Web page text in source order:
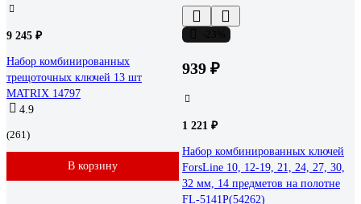
9 245 ₽
Набор комбинированных
трещоточных ключей 13 шт
MATRIX 14797
4.9
(261)
В корзину
939 ₽
1 221 ₽
Набор комбинированных ключей
ForsLine 10, 12-19, 21, 24, 27, 30,
32 мм, 14 предметов на полотне
FL-5141P(54262)